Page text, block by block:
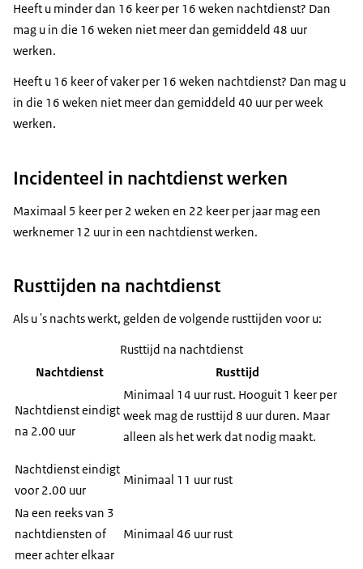
Heeft u minder dan 16 keer per 16 weken nachtdienst? Dan
mag u in die 16 weken niet meer dan gemiddeld 48 uur
werken.
Heeft u 16 keer of vaker per 16 weken nachtdienst? Dan mag u
in die 16 weken niet meer dan gemiddeld 40 uur per week
werken.
Incidenteel in nachtdienst werken
Maximaal 5 keer per 2 weken en 22 keer per jaar mag een
werknemer 12 uur in een nachtdienst werken.
Rusttijden na nachtdienst
Als u 's nachts werkt, gelden de volgende rusttijden voor u:
Rusttijd na nachtdienst
Nachtdienst
Rusttijd
Nachtdienst eindigt
na 2.00 uur
Minimaal 14 uur rust. Hooguit 1 keer per
week mag de rusttijd 8 uur duren. Maar
alleen als het werk dat nodig maakt.
Nachtdienst eindigt
voor 2.00 uur
Minimaal 11 uur rust
Na een reeks van 3
nachtdiensten of
meer achter elkaar
Minimaal 46 uur rust